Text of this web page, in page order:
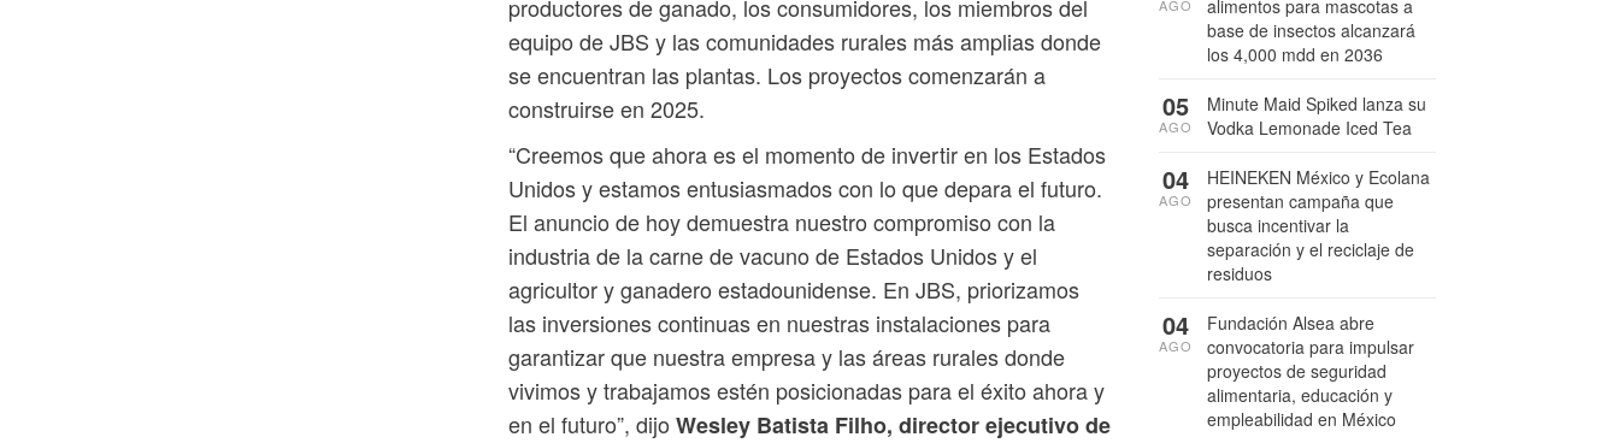
productores de ganado, los consumidores, los miembros del
equipo de JBS y las comunidades rurales más amplias donde
se encuentran las plantas. Los proyectos comenzarán a
construirse en 2025.
“Creemos que ahora es el momento de invertir en los Estados
Unidos y estamos entusiasmados con lo que depara el futuro.
El anuncio de hoy demuestra nuestro compromiso con la
industria de la carne de vacuno de Estados Unidos y el
agricultor y ganadero estadounidense. En JBS, priorizamos
las inversiones continuas en nuestras instalaciones para
garantizar que nuestra empresa y las áreas rurales donde
vivimos y trabajamos estén posicionadas para el éxito ahora y
en el futuro”, dijo Wesley Batista Filho, director ejecutivo de
alimentos para mascotas a
base de insectos alcanzará
los 4,000 mdd en 2036
AGO
Minute Maid Spiked lanza su
Vodka Lemonade Iced Tea
05
AGO
HEINEKEN México y Ecolana
presentan campaña que
busca incentivar la
separación y el reciclaje de
residuos
04
AGO
Fundación Alsea abre
convocatoria para impulsar
proyectos de seguridad
alimentaria, educación y
empleabilidad en México
04
AGO